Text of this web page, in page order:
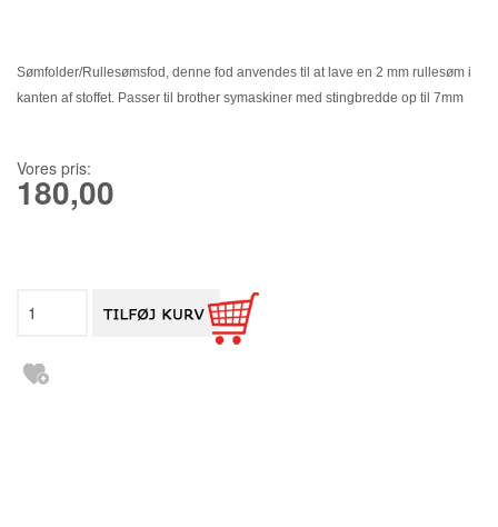
Sømfolder/Rullesømsfod, denne fod anvendes til at lave en 2 mm rullesøm i
kanten af stoffet. Passer til brother symaskiner med stingbredde op til 7mm
Vores pris:
180,00